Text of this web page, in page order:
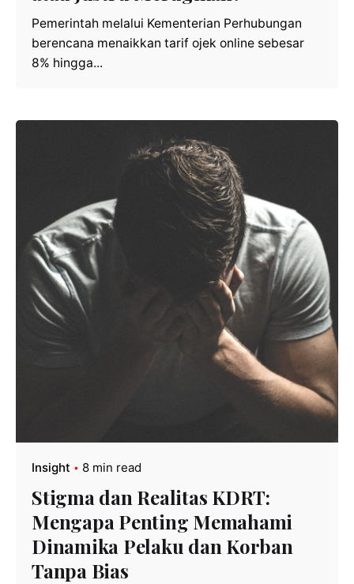
Pemerintah melalui Kementerian Perhubungan
berencana menaikkan tarif ojek online sebesar
8% hingga...
Insight 8 min read
Stigma dan Realitas KDRT:
Mengapa Penting Memahami
Dinamika Pelaku dan Korban
Tanpa Bias